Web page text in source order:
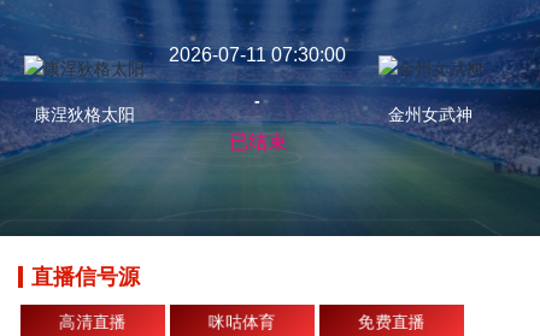
康涅狄格太阳
2026-07-11 07:30:00
-
已结束
金州女武神
直播信号源
高清直播 咪咕体育 免费直播